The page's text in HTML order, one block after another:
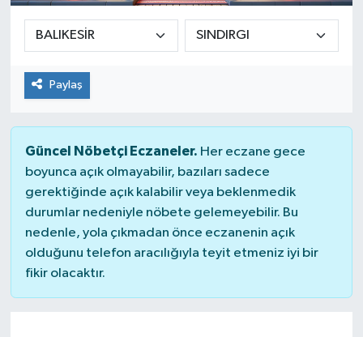
Paylaş
Güncel Nöbetçi Eczaneler. Her eczane gece
boyunca açık olmayabilir, bazıları sadece
gerektiğinde açık kalabilir veya beklenmedik
durumlar nedeniyle nöbete gelemeyebilir. Bu
nedenle, yola çıkmadan önce eczanenin açık
olduğunu telefon aracılığıyla teyit etmeniz iyi bir
fikir olacaktır.